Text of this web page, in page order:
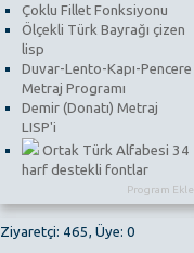
Çoklu Fillet Fonksiyonu
Ölçekli Türk Bayrağı çizen
lisp
Duvar-Lento-Kapı-Pencere
Metraj Programı
Demir (Donatı) Metraj
LISP'i
Ortak Türk Alfabesi 34
harf destekli fontlar
Program Ekle
Ziyaretçi: 465, Üye: 0